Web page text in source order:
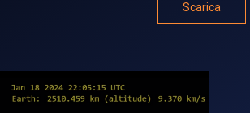
Scarica